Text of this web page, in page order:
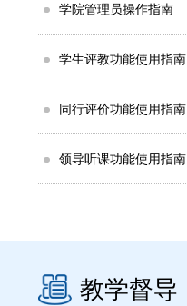
学院管理员操作指南
学生评教功能使用指南
同行评价功能使用指南
领导听课功能使用指南
教学督导